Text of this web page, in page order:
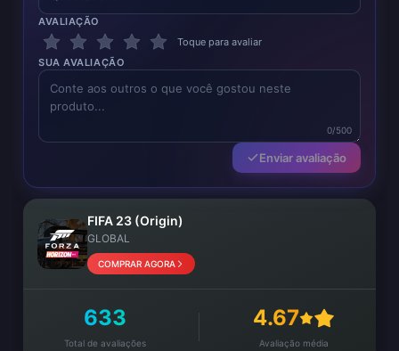
AVALIAÇÃO
Toque para avaliar
SUA AVALIAÇÃO
0/500
Enviar avaliação
FIFA 23 (Origin)
GLOBAL
COMPRAR AGORA
633
Total de avaliações
4.67
Avaliação média